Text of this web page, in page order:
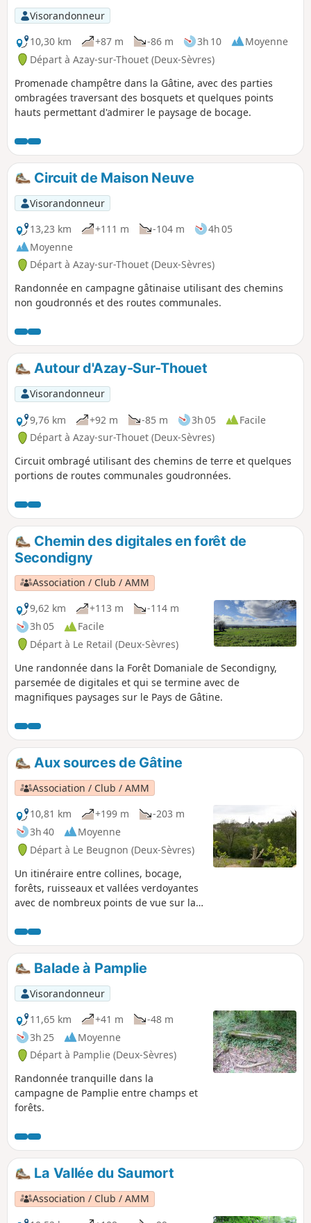
Visorandonneur
10,30 km
+87 m -86 m 3h 10
Moyenne
Départ à Azay-sur-Thouet (Deux-Sèvres)
Promenade champêtre dans la Gâtine, avec des parties
ombragées traversant des bosquets et quelques points
hauts permettant d'admirer le paysage de bocage.
Circuit de Maison Neuve
Visorandonneur
13,23 km
+111 m -104 m
4h 05
Moyenne
Départ à Azay-sur-Thouet (Deux-Sèvres)
Randonnée en campagne gâtinaise utilisant des chemins
non goudronnés et des routes communales.
Autour d'Azay-Sur-Thouet
Visorandonneur
9,76 km
+92 m -85 m 3h 05
Facile
Départ à Azay-sur-Thouet (Deux-Sèvres)
Circuit ombragé utilisant des chemins de terre et quelques
portions de routes communales goudronnées.
Chemin des digitales en forêt de
Secondigny
Association / Club / AMM
9,62 km
+113 m
-114 m
3h 05
Facile
Départ à Le Retail (Deux-Sèvres)
Une randonnée dans la Forêt Domaniale de Secondigny,
parsemée de digitales et qui se termine avec de
magnifiques paysages sur le Pays de Gâtine.
Aux sources de Gâtine
Association / Club / AMM
10,81 km
+199 m
-203 m
3h 40
Moyenne
Départ à Le Beugnon (Deux-Sèvres)
Un itinéraire entre collines, bocage,
forêts, ruisseaux et vallées verdoyantes
avec de nombreux points de vue sur la
Balade à Pamplie
Visorandonneur
11,65 km
+41 m
-48 m
3h 25
Moyenne
Départ à Pamplie (Deux-Sèvres)
Randonnée tranquille dans la
campagne de Pamplie entre champs et
forêts.
La Vallée du Saumort
Association / Club / AMM